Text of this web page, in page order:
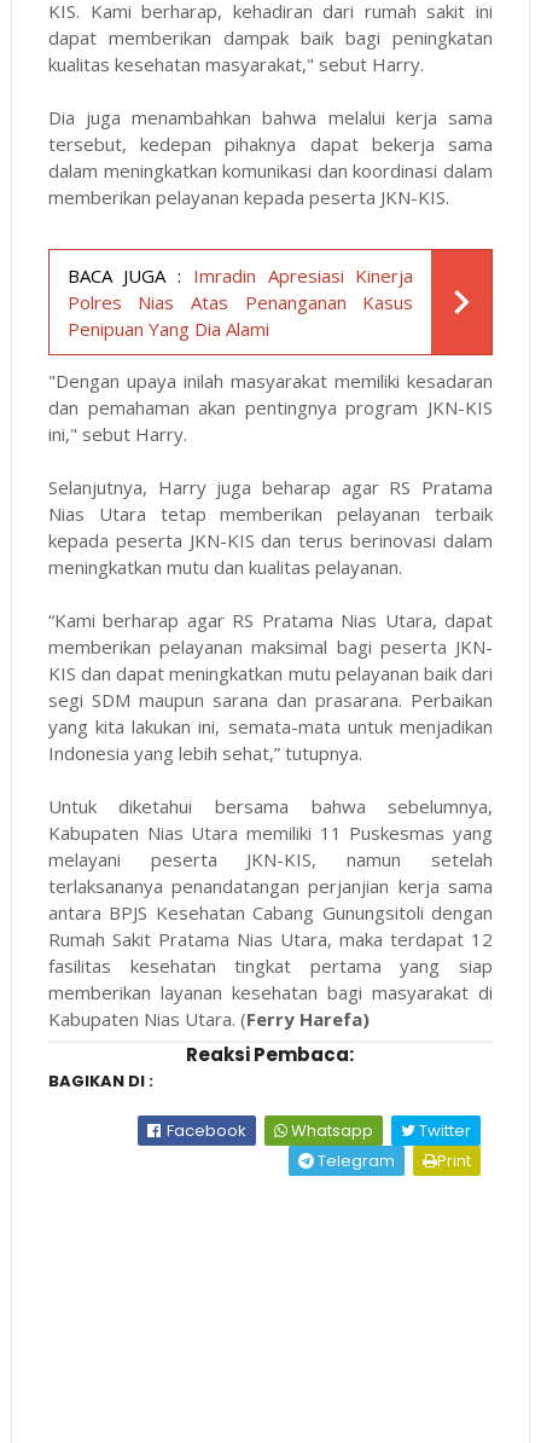
KIS. Kami berharap, kehadiran dari rumah sakit ini
dapat memberikan dampak baik bagi peningkatan
kualitas kesehatan masyarakat," sebut Harry.
Dia juga menambahkan bahwa melalui kerja sama
tersebut, kedepan pihaknya dapat bekerja sama
dalam meningkatkan komunikasi dan koordinasi dalam
memberikan pelayanan kepada peserta JKN-KIS.
BACA JUGA : Imradin Apresiasi Kinerja
Polres Nias Atas Penanganan Kasus
Penipuan Yang Dia Alami
"Dengan upaya inilah masyarakat memiliki kesadaran
dan pemahaman akan pentingnya program JKN-KIS
ini," sebut Harry.
Selanjutnya, Harry juga beharap agar RS Pratama
Nias Utara tetap memberikan pelayanan terbaik
kepada peserta JKN-KIS dan terus berinovasi dalam
meningkatkan mutu dan kualitas pelayanan.
“Kami berharap agar RS Pratama Nias Utara, dapat
memberikan pelayanan maksimal bagi peserta JKN-
KIS dan dapat meningkatkan mutu pelayanan baik dari
segi SDM maupun sarana dan prasarana. Perbaikan
yang kita lakukan ini, semata-mata untuk menjadikan
Indonesia yang lebih sehat,” tutupnya.
Untuk diketahui bersama bahwa sebelumnya,
Kabupaten Nias Utara memiliki 11 Puskesmas yang
melayani peserta JKN-KIS, namun setelah
terlaksananya penandatangan perjanjian kerja sama
antara BPJS Kesehatan Cabang Gunungsitoli dengan
Rumah Sakit Pratama Nias Utara, maka terdapat 12
fasilitas kesehatan tingkat pertama yang siap
memberikan layanan kesehatan bagi masyarakat di
Kabupaten Nias Utara. (Ferry Harefa)
Reaksi Pembaca:
BAGIKAN DI :
Facebook Whatsapp
Twitter
Telegram
Print